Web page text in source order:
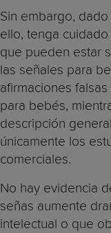
Sin embargo,
ello, tenga
que pueden estar
las señales para
afirmaciones
para bebés,
descripción
únicamente los
comerciales.
No hay evidencia
señas aumente
intelectual o que